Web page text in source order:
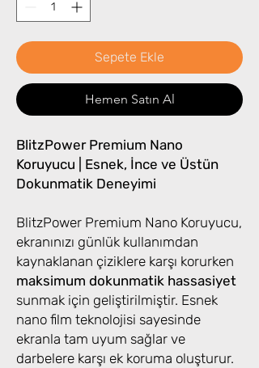
Sepete Ekle
Hemen Satın Al
BlitzPower Premium Nano
Koruyucu | Esnek, İnce ve Üstün
Dokunmatik Deneyimi
BlitzPower Premium Nano Koruyucu,
ekranınızı günlük kullanımdan
kaynaklanan çiziklere karşı korurken
maksimum dokunmatik hassasiyet
sunmak için geliştirilmiştir. Esnek
nano film teknolojisi sayesinde
ekranla tam uyum sağlar ve
darbelere karşı ek koruma oluşturur.